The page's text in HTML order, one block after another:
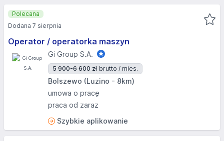
Operator / operatorka maszyn
Gi Group S.A.
5 900-6 600 zł brutto / mies.
Bolszewo (Luzino - 8km)
umowa o pracę
praca od zaraz
Szybkie aplikowanie
Polecana
Dodana 7 sierpnia